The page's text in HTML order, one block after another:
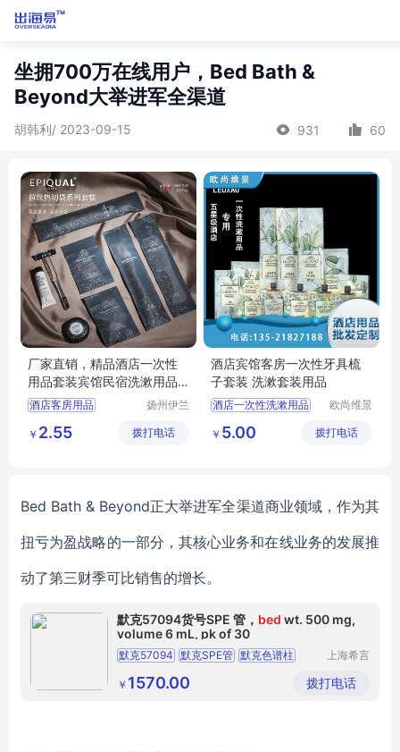
坐拥700万在线用户，Bed Bath &
Beyond大举进军全渠道
胡韩利/ 2023-09-15 931 60
厂家直销，精品酒店一次性
用品套装宾馆民宿洗漱用品
套装一次性酒店牙刷批发
酒店客房用品
旅行套装
扬州伊兰
品有限公
￥ 2.55 拨打电话
酒店宾馆客房一次性牙具梳
子套装 洗漱套装用品
酒店一次性洗漱用品
酒店一次性用品
欧尚维景
际酒店用
￥ 5.00 拨打电话
Bed Bath & Beyond正大举进军全渠道商业领域，作为其
扭亏为盈战略的一部分 ， 其核心业务和在线业务的发展推
动了第三财季可比销售的增长。
默克57094货号SPE 管， bed wt. 500 mg,
volume 6 mL, pk of 30
默克57094 默克SPE管 默克色谱柱
默克货号57094
上海希言
有限公司
￥ 1570.00 拨打电话